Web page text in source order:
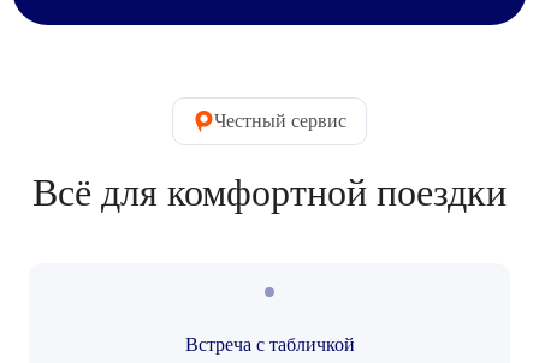
Честный сервис
Всё для комфортной поездки
Встреча с табличкой